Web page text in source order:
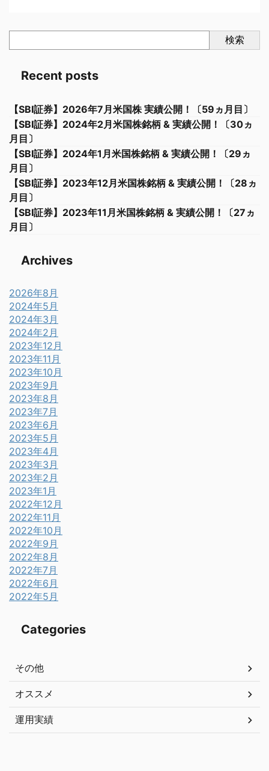
検索
Recent posts
【SBI証券】2026年7月米国株 実績公開！〔59ヵ月目〕
【SBI証券】2024年2月米国株銘柄 & 実績公開！〔30ヵ
月目〕
【SBI証券】2024年1月米国株銘柄 & 実績公開！〔29ヵ
月目〕
【SBI証券】2023年12月米国株銘柄 & 実績公開！〔28ヵ
月目〕
【SBI証券】2023年11月米国株銘柄 & 実績公開！〔27ヵ
月目〕
Archives
2026年8月
2024年5月
2024年3月
2024年2月
2023年12月
2023年11月
2023年10月
2023年9月
2023年8月
2023年7月
2023年6月
2023年5月
2023年4月
2023年3月
2023年2月
2023年1月
2022年12月
2022年11月
2022年10月
2022年9月
2022年8月
2022年7月
2022年6月
2022年5月
Categories
その他
オススメ
運用実績